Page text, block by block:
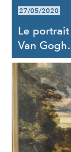
27/05/2020
Le
Van